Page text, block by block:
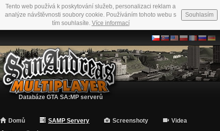
Tento web používá k poskytování služeb, personalizaci reklam a
analýze návštěvnosti soubory cookie. Používáním tohoto webu s
tím souhlasíte. Více informací
Souhlasím
Databáze GTA SA:MP serverů
Domů SAMP Servery Screenshoty
Videa